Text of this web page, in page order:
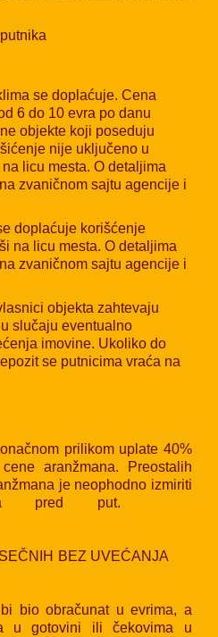
se doplaćuje. Cena
6 do 10 evra po danu
objekte koji poseduju
nije uključeno u
licu mesta. O detaljima
zvaničnom sajtu agencije i
doplaćuje korišćenje
na licu mesta. O detaljima
zvaničnom sajtu agencije i
objekta zahtevaju
slučaju eventualno
imovine. Ukoliko do
se putnicima vraća na
prilikom uplate 40%
aranžmana. Preostalih
je neophodno izmiriti
pred put.
BEZ UVEĆANJA
bio obračunat u evrima, a
u gotovini ili čekovima u